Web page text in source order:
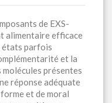
de EXS-
alimentaire efficace
états parfois
et la
présentes
réponse adéquate
et de moral